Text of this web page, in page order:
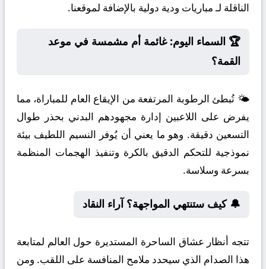
الناقلة لـ مباريات ودية دولية بالإضافة لموقعنا.
🏆 السماء اليوم: غائمة أم مشمسة في موعد
القمة؟
🌤️ تُبطئ الرطوبة المرتفعة من الإيقاع العام للمباراة، مما
يفرض على اللاعبين إدارة مجهودهم البدني بحذر طوال
التسعين دقيقة. وهو ما يعني أن يُوفر النسيم اللطيف بيئة
نموذجية للتحكم الدقيق بالكرة وتنفيذ الهجمات المنظمة
بسرعة وسلاسة.
🔔 كيف ستنتهي المواجهة؟ آراء النقاد
تتجه أنظار عشاق الساحرة المستديرة حول العالم لمتابعة
هذا الصدام الذي سيحدد ملامح المنافسة على اللقب. ومن